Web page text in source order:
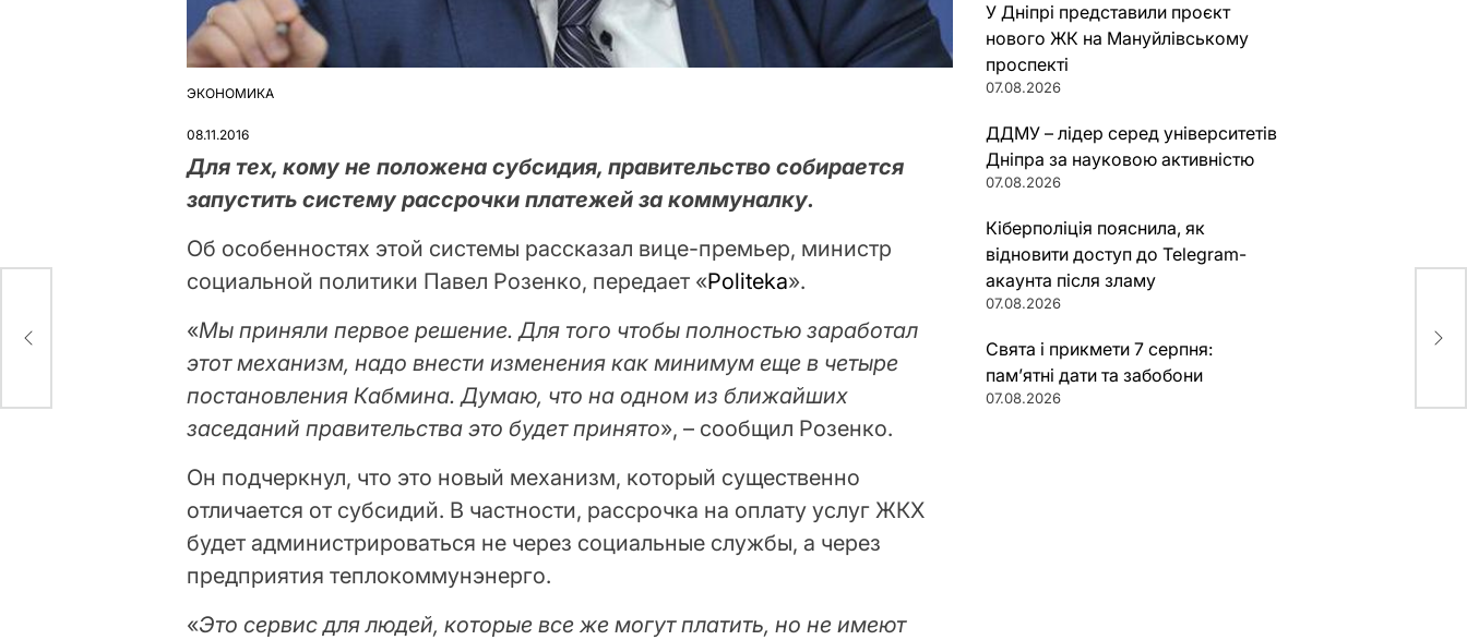
ОПУБЛІКУВАТИ
ЭКОНОМИКА
08.11.2016
Для тех, кому не положена субсидия, правительство собирается
запустить систему рассрочки платежей за коммуналку.
Об особенностях этой системы рассказал вице-премьер, министр
социальной политики Павел Розенко, передает «Рoliteka».
«Мы приняли первое решение. Для того чтобы полностью заработал
этот механизм, надо внести изменения как минимум еще в четыре
постановления Кабмина. Думаю, что на одном из ближайших
заседаний правительства это будет принято», – сообщил Розенко.
Он подчеркнул, что это новый механизм, который существенно
отличается от субсидий. В частности, рассрочка на оплату услуг ЖКХ
будет администрироваться не через социальные службы, а через
предприятия теплокоммунэнерго.
«Это сервис для людей, которые все же могут платить, но не имеют
У Дніпрі представили проєкт
нового ЖК на Мануйлівському
проспекті
07.08.2026
ДДМУ – лідер серед університетів
Дніпра за науковою активністю
07.08.2026
Кіберполіція пояснила, як
відновити доступ до Telegram-
акаунта після зламу
07.08.2026
Свята і прикмети 7 серпня:
пам’ятні дати та забобони
07.08.2026